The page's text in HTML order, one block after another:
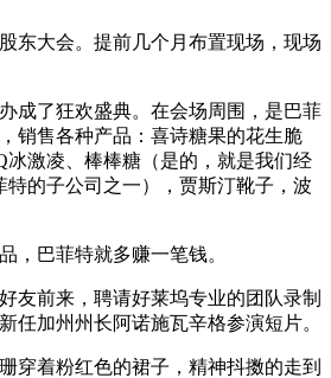
东大会。提前几个月布置现场，现场
成了狂欢盛典。在会场周围，是巴菲
销售各种产品：喜诗糖果的花生脆
冰激凌、棒棒糖（是的，就是我们经
特的子公司之一），贾斯汀靴子，波
，巴菲特就多赚一笔钱。
友前来，聘请好莱坞专业的团队录制
任加州州长阿诺施瓦辛格参演短片。
穿着粉红色的裙子，精神抖擞的走到